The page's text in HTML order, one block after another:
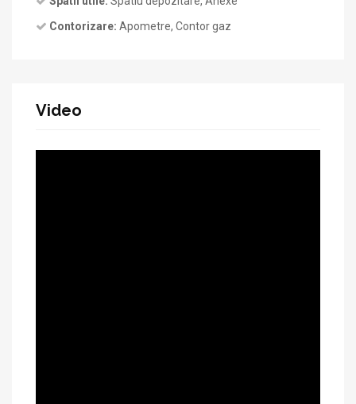
Contorizare: Apometre, Contor gaz
Video